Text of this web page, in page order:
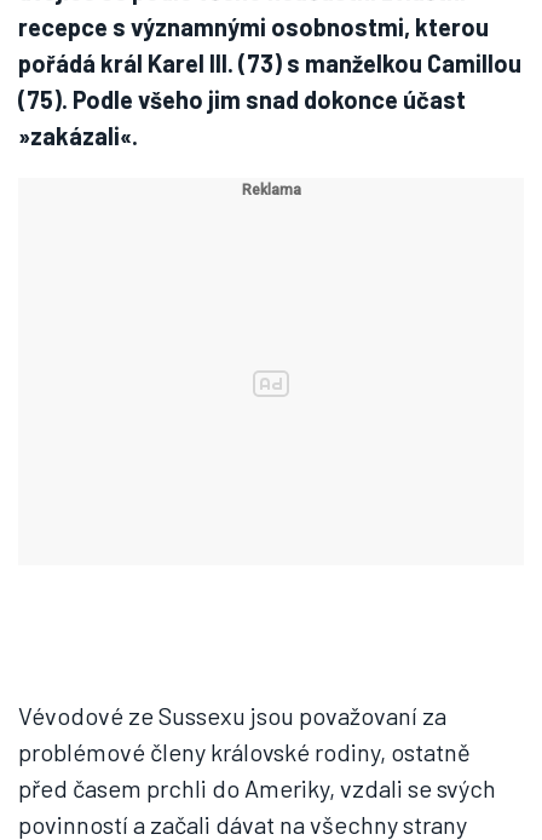
recepce s významnými osobnostmi, kterou
pořádá král Karel III. (73) s manželkou Camillou
(75). Podle všeho jim snad dokonce účast
»zakázali«.
Vévodové ze Sussexu jsou považovaní za
problémové členy královské rodiny, ostatně
před časem prchli do Ameriky, vzdali se svých
povinností a začali dávat na všechny strany